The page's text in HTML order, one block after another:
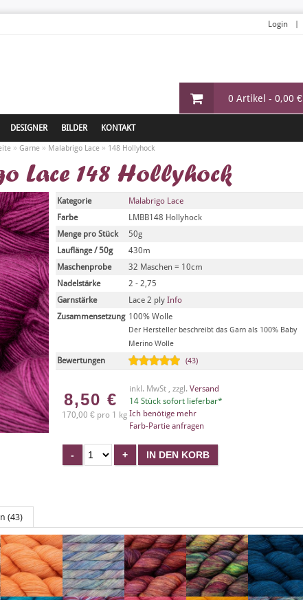
0 Artikel - 0,00 €
Login
DESIGNER BILDER KONTAKT
» Garne» Malabrigo Lace» 148 Hollyhock
Lace 148 Hollyhock
Kategorie
Malabrigo Lace
Farbe
LMBB148 Hollyhock
Menge pro Stück
50g
Lauflänge / 50g
430m
Maschenprobe
32 Maschen = 10cm
Nadelstärke
2 - 2,75
Garnstärke
Lace 2 ply Info
Zusammensetzung 100% Wolle
Der Hersteller beschreibt das Garn als 100% Baby
Merino Wolle
Bewertungen (43)
8,50 €
170,00 € pro 1 kg
inkl. MwSt , zzgl. Versand
14 Stück sofort lieferbar*
Ich benötige mehr
Farb-Partie anfragen
(43)